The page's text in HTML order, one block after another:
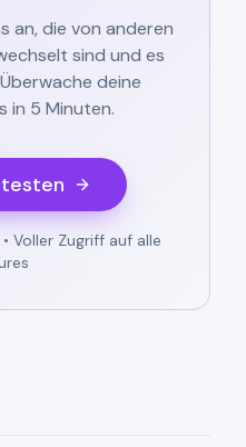
an, die von anderen
sind und es
deine
in 5 Minuten.
Voller Zugriff auf alle